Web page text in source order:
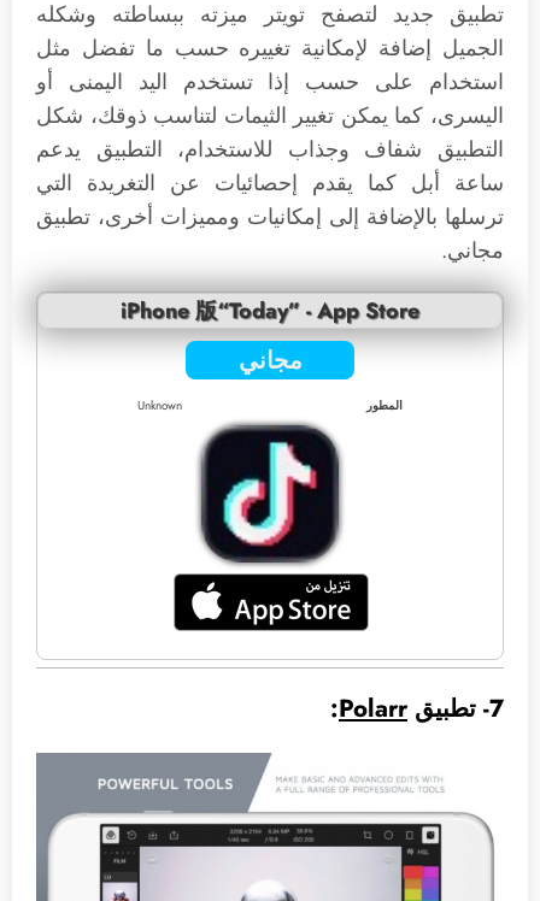
تطبيق جديد لتصفح تويتر ميزته ببساطته وشكله
الجميل إضافة لإمكانية تغييره حسب ما تفضل مثل
استخدام على حسب إذا تستخدم اليد اليمنى أو
اليسرى، كما يمكن تغيير الثيمات لتناسب ذوقك، شكل
التطبيق شفاف وجذاب للاستخدام، التطبيق يدعم
ساعة أبل كما يقدم إحصائيات عن التغريدة التي
ترسلها بالإضافة إلى إمكانيات ومميزات أخرى، تطبيق
مجاني.
iPhone 版“Today” - App Store
مجاني
المطور Unknown
7- تطبيق Polarr
: